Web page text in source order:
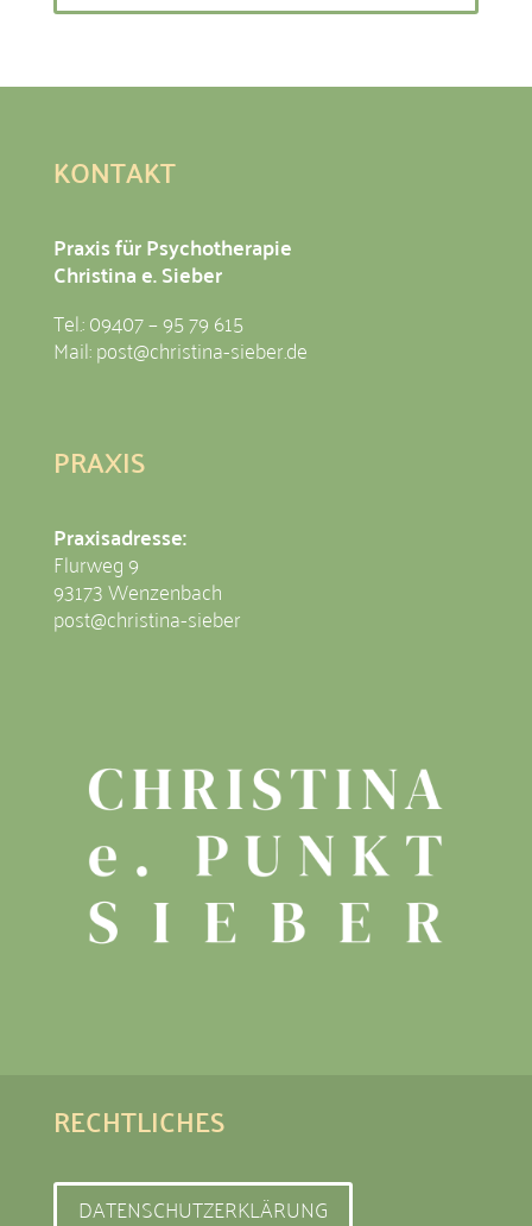
KONTAKT
Praxis für Psychotherapie
Christina e. Sieber
Tel.: 09407 – 95 79 615
Mail:post@christina-sieber.de
PRAXIS
Praxisadresse:
Flurweg 9
93173 Wenzenbach
post@christina-sieber
RECHTLICHES
DATENSCHUTZERKLÄRUNG